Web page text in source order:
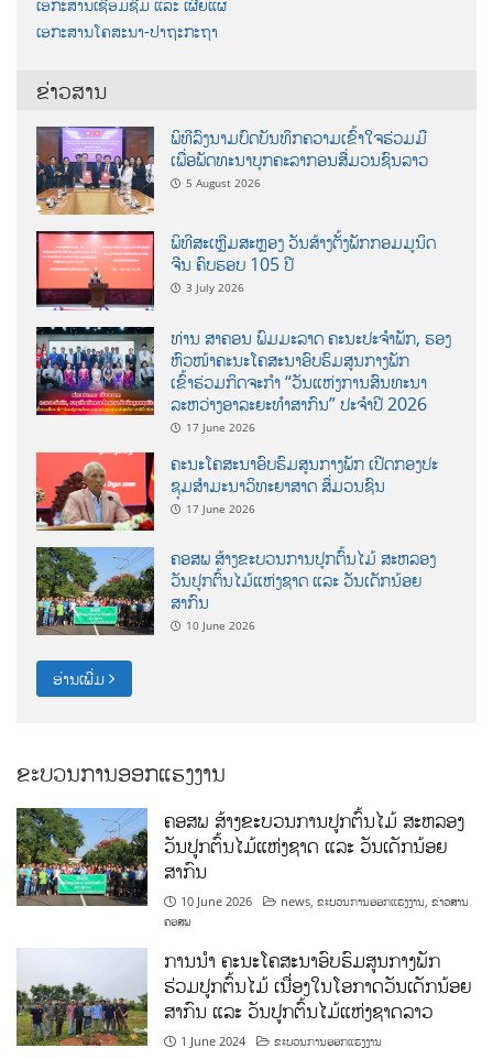
ເອກະສານໂຄສະນາ-ປາຖະກະຖາ
ຂ່າວສານ
ພິທີລົງນາມບົດບັນທຶກຄວາມເຂົ້າໃຈຮ່ວມມື
ເພື່ອພັດທະນາບຸກຄະລາກອນສື່ມວນຊົນລາວ
5 August 2026
ພິທີສະເຫຼີມສະຫຼອງ ວັນສ້າງຕັ້ງພັກກອມມູນິດ
ຈີນ ຄົບຮອບ 105 ປີ
3 July 2026
ທ່ານ ສາຄອນ ພົມມະລາດ ຄະນະປະຈໍາພັກ, ຮອງ
ຫົວໜ້າຄະນະໂຄສະນາອົບຮົມສູນກາງພັກ
ເຂົ້າຮ່ວມກິດຈະກຳ “ວັນແຫ່ງການສົນທະນາ
ລະຫວ່າງອາລະຍະທຳສາກົນ” ປະຈຳປີ 2026
17 June 2026
ຄະນະໂຄສະນາອົບຮົມສູນກາງພັກ ເປີດກອງປະ
ຊຸມສຳມະນາວິທະຍາສາດ ສຶ່ມວນຊົນ
17 June 2026
ຄອສພ ສ້າງຂະບວນການປູກຕົ້ນໄມ້ ສະຫລອງ
ວັນປູກຕົ້ນໄມ້ແຫ່ງຊາດ ແລະ ວັນເດັກນ້ອຍ
ສາກົນ
10 June 2026
ອ່ານເພີ່ມ
ຂະບວນການອອກແຮງງານ
ຄອສພ ສ້າງຂະບວນການປູກຕົ້ນໄມ້ ສະຫລອງ
ວັນປູກຕົ້ນໄມ້ແຫ່ງຊາດ ແລະ ວັນເດັກນ້ອຍ
ສາກົນ
10 June 2026 news ,ຂະບວນການອອກແຮງງານ ,ຂ່າວສານ
ຄອສພ
ການນໍາ ຄະນະໂຄສະນາອົບຮົມສູນກາງພັກ
ຮ່ວມປູກຕົ້ນໄມ້ ເນື່ອງໃນໂອກາດວັນເດັກນ້ອຍ
ສາກົນ ແລະ ວັນປູກຕົ້ນໄມ້ແຫ່ງຊາດລາວ
1 June 2024 ຂະບວນການອອກແຮງງານ